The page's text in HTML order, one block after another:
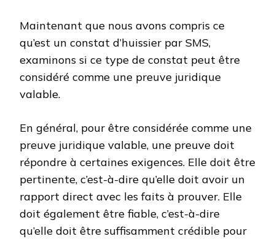
Maintenant que nous avons compris ce
qu’est un constat d’huissier par SMS,
examinons si ce type de constat peut être
considéré comme une preuve juridique
valable.
En général, pour être considérée comme une
preuve juridique valable, une preuve doit
répondre à certaines exigences. Elle doit être
pertinente, c’est-à-dire qu’elle doit avoir un
rapport direct avec les faits à prouver. Elle
doit également être fiable, c’est-à-dire
qu’elle doit être suffisamment crédible pour